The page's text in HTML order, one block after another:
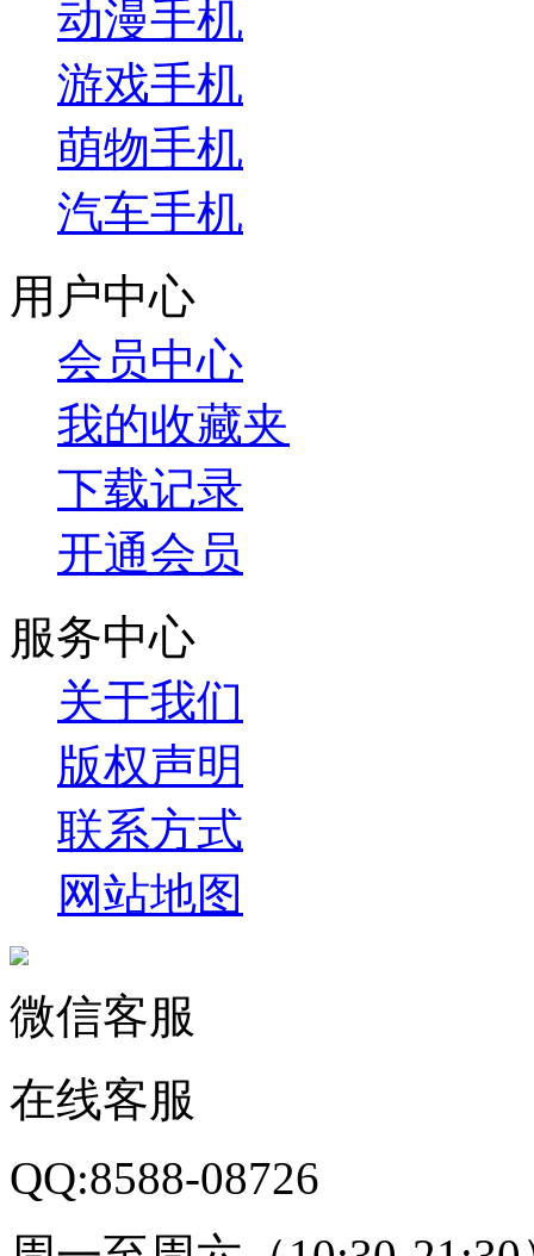
动漫手机
游戏手机
萌物手机
汽车手机
用户中心
会员中心
我的收藏夹
下载记录
开通会员
服务中心
关于我们
版权声明
联系方式
网站地图
微信客服
在线客服
QQ:8588-08726